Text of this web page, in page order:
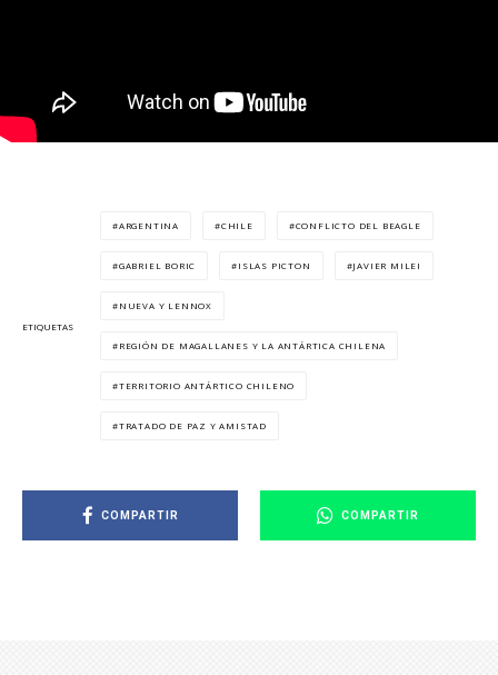
ETIQUETAS
ARGENTINA CHILE CONFLICTO DEL BEAGLE
GABRIEL BORIC ISLAS PICTON JAVIER MILEI
NUEVA Y LENNOX
REGIÓN DE MAGALLANES Y LA ANTÁRTICA CHILENA
TERRITORIO ANTÁRTICO CHILENO
TRATADO DE PAZ Y AMISTAD
COMPARTIR COMPARTIR